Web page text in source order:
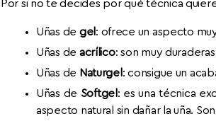
Por si no te decides por qué técnica
Uñas de gel: ofrece un aspecto
Uñas de acrílico: son muy
Uñas de Naturgel: consigue un
Uñas de Softgel: es una técnica
aspecto natural sin dañar la uña.